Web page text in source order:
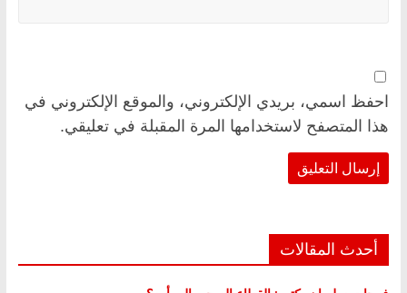
احفظ اسمي، بريدي الإلكتروني، والموقع الإلكتروني في
هذا المتصفح لاستخدامها المرة المقبلة في تعليقي.
أحدث المقالات